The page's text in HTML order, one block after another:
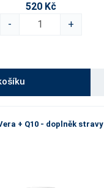
520 Kč
-
+
+ Q10 - doplněk stravy